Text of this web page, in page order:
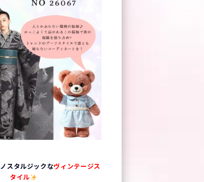
ノスタルジックなヴィンテージス
タイル